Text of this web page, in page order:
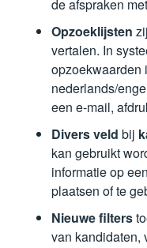
de afspraken
Opzoeklijsten
vertalen. In
opzoekwaarden
nederlands/
een e-mail,
Divers veld bij
kan gebruikt
informatie op
plaatsen of te
Nieuwe filters
van kandidaten,